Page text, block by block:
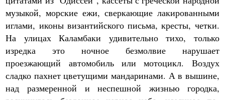
музыкой, морские ежи, сверкающие лакированными
иглами, иконы византийского письма, кресты, четки.
На улицах Каламбаки удивительно тихо, только
изредка это ночное безмолвие нарушает
проезжающий автомобиль или мотоцикл. Воздух
сладко пахнет цветущими мандаринами. А в вышине,
над размеренной и неспешной жизнью городка,